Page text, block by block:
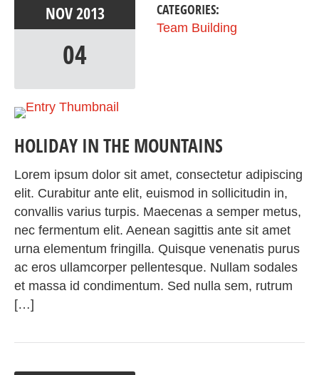
NOV2013
04
CATEGORIES:
Team Building
HOLIDAY IN THE MOUNTAINS
Lorem ipsum dolor sit amet, consectetur adipiscing
elit. Curabitur ante elit, euismod in sollicitudin in,
convallis varius turpis. Maecenas a semper metus,
nec fermentum elit. Aenean sagittis ante sit amet
urna elementum fringilla. Quisque venenatis purus
ac eros ullamcorper pellentesque. Nullam sodales
et massa id condimentum. Sed nulla sem, rutrum
[…]